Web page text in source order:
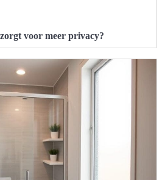
voor meer privacy?